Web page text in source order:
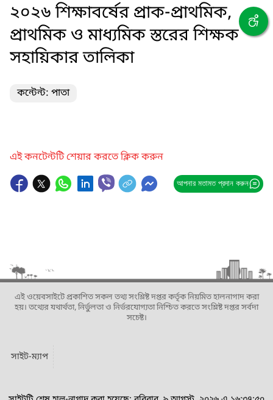
২০২৬ শিক্ষাবর্ষের প্রাক-প্রাথমিক,
প্রাথমিক ও মাধ্যমিক স্তরের শিক্ষক
সহায়িকার তালিকা
কন্টেন্ট: পাতা
এই কনটেন্টটি শেয়ার করতে ক্লিক করুন
আপনার মতামত প্রদান করুন
এই ওয়েবসাইটে প্রকাশিত সকল তথ্য সংশ্লিষ্ট দপ্তর কর্তৃক নিয়মিত হালনাগাদ করা
হয়। তথ্যের যথার্থতা, নির্ভুলতা ও নির্ভরযোগ্যতা নিশ্চিত করতে সংশ্লিষ্ট দপ্তর সর্বদা
সচেষ্ট।
সাইট-ম্যাপ